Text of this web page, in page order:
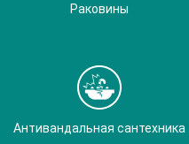
Раковины
Антивандальная сантехника